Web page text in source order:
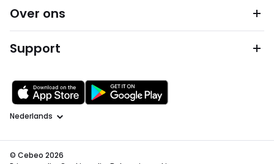
Over ons
Support
Taal
© Cebeo 2026